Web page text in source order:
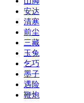
安达
清寒
前尘
三藏
玉兔
乞巧
墨子
遇险
鞭炮